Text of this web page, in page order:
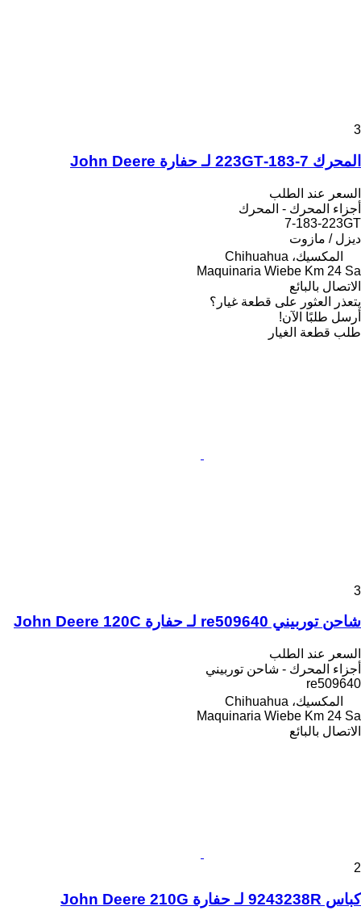
3
المحرك 7-183-223GT لـ حفارة John Deere
السعر عند الطلب
أجزاء المحرك - المحرك
7-183-223GT
ديزل / مازوت
المكسيك، Chihuahua
Maquinaria Wiebe Km 24 Sa
الاتصال بالبائع
يتعذر العثور على قطعة غيار؟
أرسل طلبًا الآن!
طلب قطعة الغيار
3
شاحن توربيني re509640 لـ حفارة John Deere 120C
السعر عند الطلب
أجزاء المحرك - شاحن توربيني
re509640
المكسيك، Chihuahua
Maquinaria Wiebe Km 24 Sa
الاتصال بالبائع
2
كباس 9243238R لـ حفارة John Deere 210G